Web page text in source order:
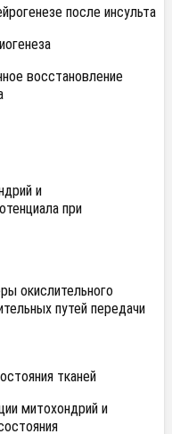
после инсульта
восстановление
и
при
окислительного
путей передачи
тканей
митохондрий и